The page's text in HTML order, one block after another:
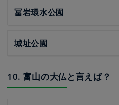
冨岩環水公園
城址公園
10. 富山の大仏と言えば？